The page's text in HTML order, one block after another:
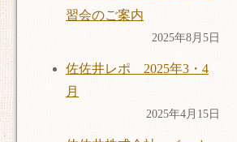
習会のご案内
2025年8月5日
佐佐井レポ 2025年3・4
月
2025年4月15日